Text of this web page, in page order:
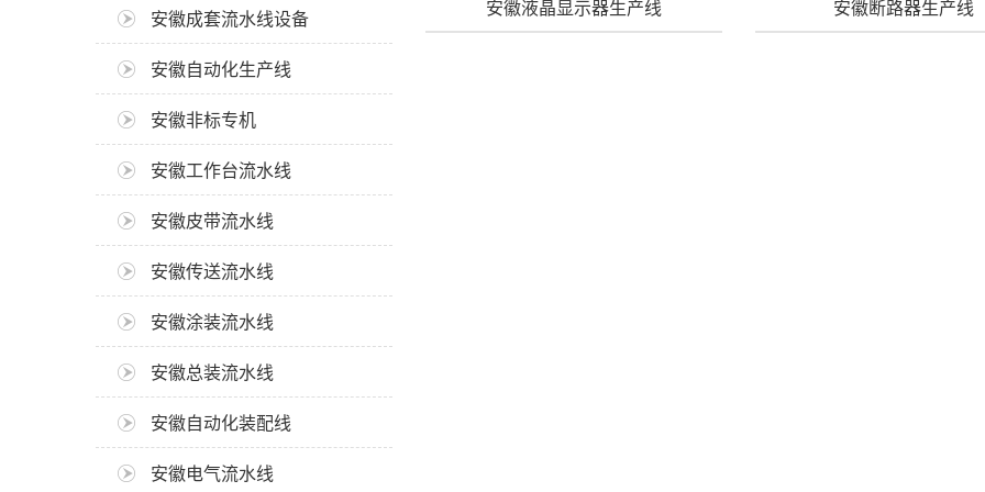
安徽成套流水线设备
安徽自动化生产线
安徽非标专机
安徽工作台流水线
安徽皮带流水线
安徽传送流水线
安徽涂装流水线
安徽总装流水线
安徽自动化装配线
安徽电气流水线
安徽液晶显示器生产线 安徽断路器生产线